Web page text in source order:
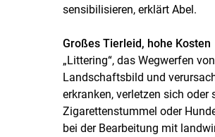
sensibilisieren, erklärt Abel.
Großes Tierleid, hohe Kosten
„Littering“, das Wegwerfen
Landschaftsbild und
erkranken, verletzen sich
Zigarettenstummel oder
bei der Bearbeitung mit